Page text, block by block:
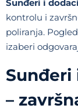
Sunđeri i
kontrolu i
poliranja.
izaberi
Sunđeri
–